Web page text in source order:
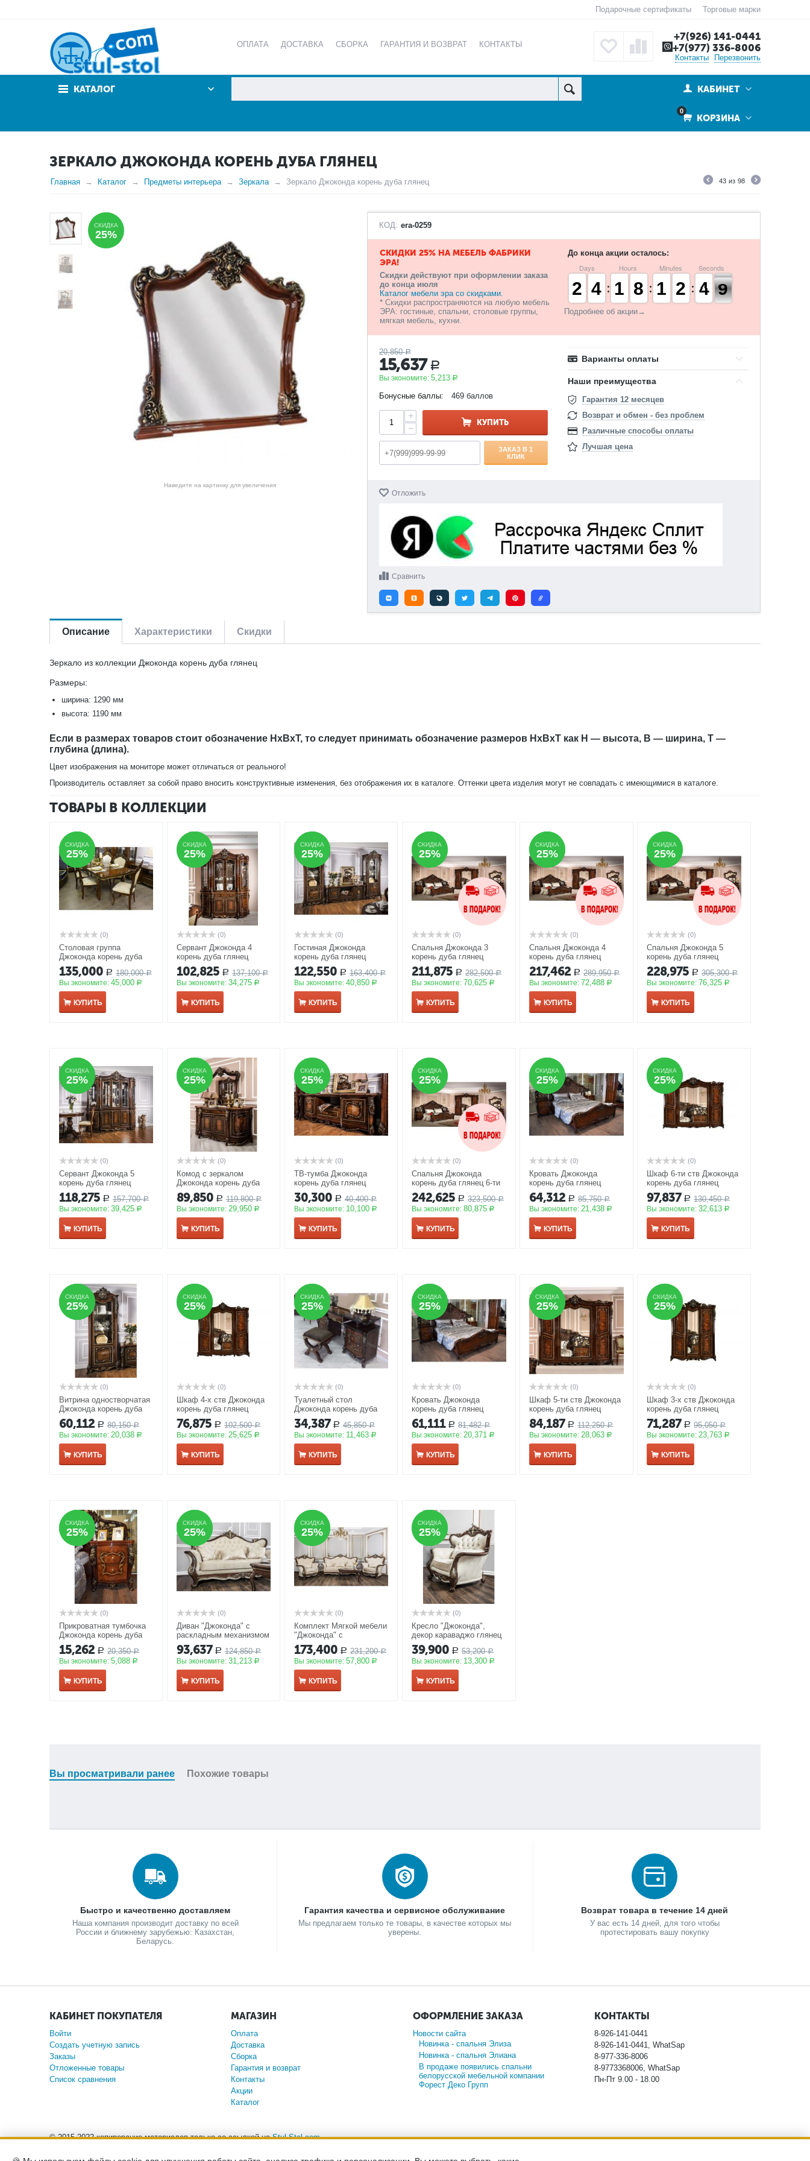
Подарочные сертификаты Торговые марки
ОПЛАТА ДОСТАВКА СБОРКА ГАРАНТИЯ И ВОЗВРАТ КОНТАКТЫ
+7(926) 141-0441
+7(977) 336-8006
Контакты Перезвонить
КАТАЛОГ КАБИНЕТ
0
КОРЗИНА
ЗЕРКАЛО ДЖОКОНДА КОРЕНЬ ДУБА ГЛЯНЕЦ
Главная Каталог Предметы интерьера Зеркала Зеркало Джоконда корень дуба глянец 43 из 98
СКИДКА
25%
Наведите на картинку для увеличения
КОД: era-0259
СКИДКИ 25% НА МЕБЕЛЬ ФАБРИКИ
ЭРА!
Скидки действуют при оформлении заказа
до конца июля
Каталог мебели эра со скидками.
* Скидки распространяются на любую мебель
ЭРА: гостиные, спальни, столовые группы,
мягкая мебель, кухни.
До конца акции осталось:
Days
1
1
2
2 3
3
4
4
Hours
1
1
1
1 7
7
8
8
Minutes
1
1
1
1 1
1
2
2
Seconds
5
4
4 8
8
7
Подробнее об акции→
20,850 Р
15,637 Р
Вы экономите:5,213 Р
Бонусные баллы: 469 баллов
+
−
КУПИТЬ
ЗАКАЗ В 1
КЛИК
Варианты оплаты
Наши преимущества
Гарантия 12 месяцев
Возврат и обмен - без проблем
Различные способы оплаты
Лучшая цена
Отложить
Сравнить
Описание Характеристики Скидки
Зеркало из коллекции Джоконда корень дуба глянец
Размеры:
ширина: 1290 мм
высота: 1190 мм
Если в размерах товаров стоит обозначение HxBxT, то следует принимать обозначение размеров HxBxT как H — высота, B — ширина, T —
глубина (длина).
Цвет изображения на мониторе может отличаться от реального!
Производитель оставляет за собой право вносить конструктивные изменения, без отображения их в каталоге. Оттенки цвета изделия могут не совпадать с имеющимися в каталоге.
ТОВАРЫ В КОЛЛЕКЦИИ
СКИДКА
25%
СКИДКА
25%
(0)
Столовая группа
Джоконда корень дуба
глянец АКЦИЯ
135,000 Р 180,000 Р
Вы экономите: 45,000 Р
КУПИТЬ
СКИДКА
25%
СКИДКА
25%
(0)
Сервант Джоконда 4
корень дуба глянец
АКЦИЯ
102,825 Р 137,100 Р
Вы экономите:34,275 Р
КУПИТЬ
СКИДКА
25%
СКИДКА
25%
(0)
Гостиная Джоконда
корень дуба глянец
АКЦИЯ
122,550 Р 163,400 Р
Вы экономите:40,850 Р
КУПИТЬ
СКИДКА
25%
СКИДКА
25%
(0)
Спальня Джоконда 3
корень дуба глянец
АКЦИЯ
211,875 Р 282,500 Р
Вы экономите: 70,625 Р
КУПИТЬ
СКИДКА
25%
СКИДКА
25%
(0)
Спальня Джоконда 4
корень дуба глянец
АКЦИЯ
217,462 Р 289,950 Р
Вы экономите: 72,488 Р
КУПИТЬ
СКИДКА
25%
СКИДКА
25%
(0)
Спальня Джоконда 5
корень дуба глянец
АКЦИЯ
228,975 Р 305,300 Р
Вы экономите: 76,325 Р
КУПИТЬ
СКИДКА
25%
СКИДКА
25%
(0)
Сервант Джоконда 5
корень дуба глянец
АКЦИЯ
118,275 Р 157,700 Р
Вы экономите: 39,425 Р
КУПИТЬ
СКИДКА
25%
СКИДКА
25%
(0)
Комод с зеркалом
Джоконда корень дуба
глянец АКЦИЯ
89,850 Р 119,800 Р
Вы экономите:29,950 Р
КУПИТЬ
СКИДКА
25%
СКИДКА
25%
(0)
ТВ-тумба Джоконда
корень дуба глянец
ш1775/г540/в685
30,300 Р 40,400 Р
Вы экономите: 10,100 Р
КУПИТЬ
СКИДКА
25%
СКИДКА
25%
(0)
Спальня Джоконда
корень дуба глянец 6-ти
ств. шкаф, кровать
180*200 АКЦИЯ
242,625 Р 323,500 Р
Вы экономите:80,875 Р
КУПИТЬ
СКИДКА
25%
СКИДКА
25%
(0)
Кровать Джоконда
корень дуба глянец
1800*2000мм
64,312 Р 85,750 Р
Вы экономите:21,438 Р
КУПИТЬ
СКИДКА
25%
СКИДКА
25%
(0)
Шкаф 6-ти ств Джоконда
корень дуба глянец
АКЦИЯ
97,837 Р 130,450 Р
Вы экономите:32,613 Р
КУПИТЬ
СКИДКА
25%
СКИДКА
25%
(0)
Витрина одностворчатая
Джоконда корень дуба
глянец ш800/г520/в2270
АКЦИЯ
60,112 Р 80,150 Р
Вы экономите: 20,038 Р
КУПИТЬ
СКИДКА
25%
СКИДКА
25%
(0)
Шкаф 4-х ств Джоконда
корень дуба глянец
АКЦИЯ
76,875 Р 102,500 Р
Вы экономите:25,625 Р
КУПИТЬ
СКИДКА
25%
СКИДКА
25%
(0)
Туалетный стол
Джоконда корень дуба
глянец в комплекте с
пуфиком
АКЦИЯ
34,387 Р 45,850 Р
Вы экономите: 11,463 Р
КУПИТЬ
СКИДКА
25%
СКИДКА
25%
(0)
Кровать Джоконда
корень дуба глянец
1600*2000мм
61,111 Р 81,482 Р
Вы экономите:20,371 Р
КУПИТЬ
СКИДКА
25%
СКИДКА
25%
(0)
Шкаф 5-ти ств Джоконда
корень дуба глянец
АКЦИЯ
84,187 Р 112,250 Р
Вы экономите:28,063 Р
КУПИТЬ
СКИДКА
25%
СКИДКА
25%
(0)
Шкаф 3-х ств Джоконда
корень дуба глянец
АКЦИЯ
71,287 Р 95,050 Р
Вы экономите:23,763 Р
КУПИТЬ
СКИДКА
25%
СКИДКА
25%
(0)
Прикроватная тумбочка
Джоконда корень дуба
глянец АКЦИЯ
15,262 Р 20,350 Р
Вы экономите: 5,088 Р
КУПИТЬ
СКИДКА
25%
СКИДКА
25%
(0)
Диван "Джоконда" с
раскладным механизмом
караваджо глянец
АКЦИЯ
93,637 Р 124,850 Р
Вы экономите:31,213 Р
КУПИТЬ
СКИДКА
25%
СКИДКА
25%
(0)
Комплект Мягкой мебели
"Джоконда" с
раскладным механизмом
караваджо глянец
АКЦИЯ
173,400 Р 231,200 Р
Вы экономите:57,800 Р
КУПИТЬ
СКИДКА
25%
СКИДКА
25%
(0)
Кресло "Джоконда",
декор караваджо глянец
АКЦИЯ
39,900 Р 53,200 Р
Вы экономите: 13,300 Р
КУПИТЬ
Вы просматривали ранее Похожие товары
Быстро и качественно доставляем
Наша компания производит доставку по всей
России и ближнему зарубежью: Казахстан,
Беларусь.
Гарантия качества и сервисное обслуживание
Мы предлагаем только те товары, в качестве которых мы
уверены.
Возврат товара в течение 14 дней
У вас есть 14 дней, для того чтобы
протестировать вашу покупку
КАБИНЕТ ПОКУПАТЕЛЯ
Войти
Создать учетную запись
Заказы
Отложенные товары
Список сравнения
МАГАЗИН
Оплата
Доставка
Сборка
Гарантия и возврат
Контакты
Акции
Каталог
ОФОРМЛЕНИЕ ЗАКАЗА
Новости сайта
Новинка - спальня Элиза
Новинка - спальня Элиана
В продаже появились спальни
белорусской мебельной компании
Форест Деко Групп
КОНТАКТЫ
8-926-141-0441
8-926-141-0441, WhatSap
8-977-336-8006
8-9773368006, WhatSap
Пн-Пт 9.00 - 18.00
© 2015-2022 копирование материалов только со ссылкой наStul-Stol.com